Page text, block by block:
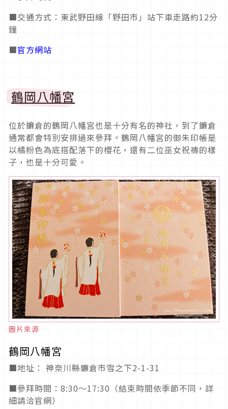
■交通方式：東武野田線「野田市」站下車走路約12分
鐘
■官方網站
鶴岡八幡宮
位於鐮倉的鶴岡八幡宮也是十分有名的神社，到了鐮倉
通常都會特別安排過來參拜。鶴岡八幡宮的御朱印帳是
以橘粉色為底搭配落下的櫻花，還有二位巫女祝禱的樣
子，也是十分可愛。
圖片來源
鶴岡八幡宮
■地址： 神奈川縣鐮倉市雪之下2-1-31
■參拜時間：8:30～17:30（結束時間依季節不同，詳
細請洽官網）